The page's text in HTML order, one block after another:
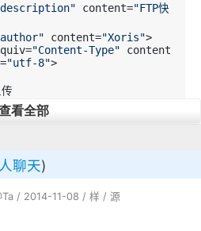
content="FTP快
content="Xoris">
equiv=
"Content-Type" content
"utf-8">
3.2.0/css/bootstrap.min.c
"text/css"
看全部
聊天)
/ 2014-11-08 / 样 / 源